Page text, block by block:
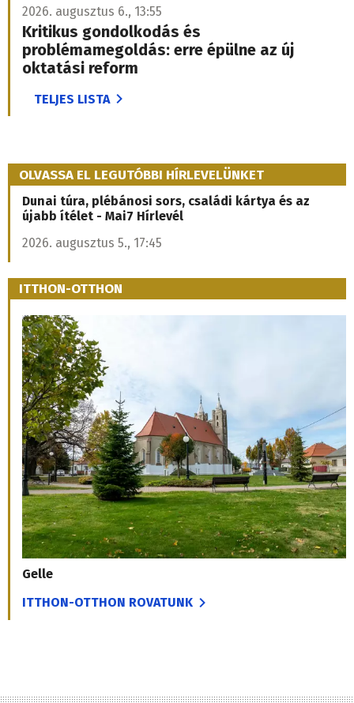
2026. augusztus 6., 13:55
Kritikus gondolkodás és
problémamegoldás: erre épülne az új
oktatási reform
TELJES LISTA
OLVASSA EL LEGUTÓBBI HÍRLEVELÜNKET
Dunai túra, plébánosi sors, családi kártya és az
újabb ítélet - Mai7 Hírlevél
2026. augusztus 5., 17:45
ITTHON-OTTHON
Gelle
ITTHON-OTTHON ROVATUNK